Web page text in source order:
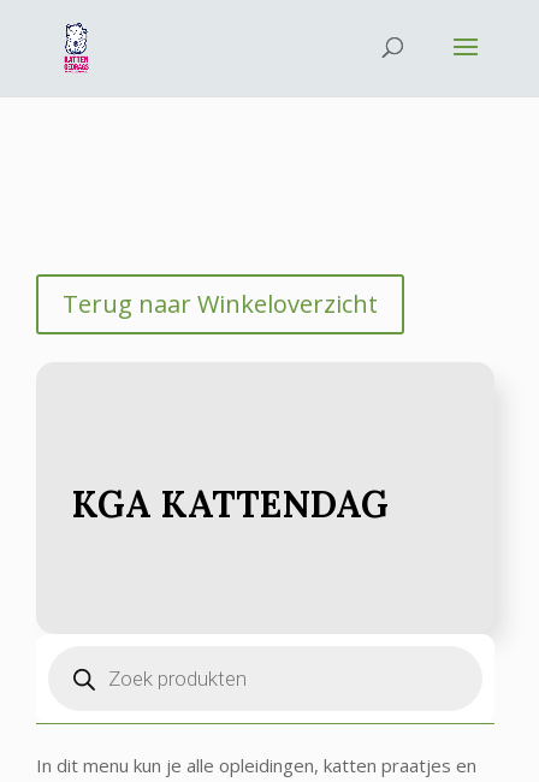
Terug naar Winkeloverzicht
KGA KATTENDAG
zoeken
In dit menu kun je alle opleidingen, katten praatjes en